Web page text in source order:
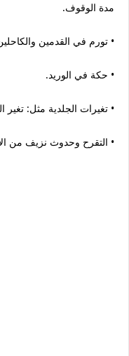
مدة الوقوف.
• تورم في القدمين
• حكة في الوريد.
• تغيرات الجلدية مثل: تغير
• التقرح وحدوث نزيف من